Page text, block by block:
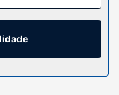
lhe estar
incluem ainda áreas
dos quartos